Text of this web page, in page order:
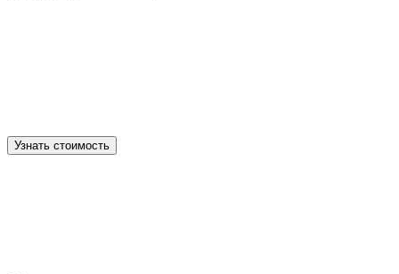
Узнать стоимость